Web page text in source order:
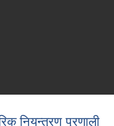
नियन्त्रण प्रणाली